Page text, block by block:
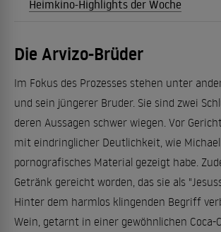
Heimkino-Highlights der Woche
Die Arvizo-Brüder
Im Fokus des Prozesses stehen unter
und sein jüngerer Bruder. Sie sind zwei
deren Aussagen schwer wiegen. Vor
mit eindringlicher Deutlichkeit, wie
pornografisches Material gezeigt habe.
Getränk gereicht worden, das sie als
Hinter dem harmlos klingenden Begriff
Wein, getarnt in einer gewöhnlichen Coca-